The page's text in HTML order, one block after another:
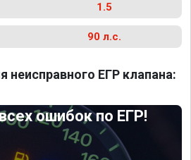
1.5
90 л.с.
ЕГР клапана:
ошибок по ЕГР!